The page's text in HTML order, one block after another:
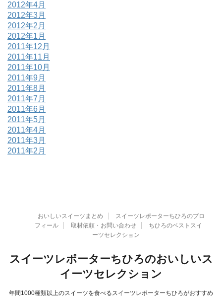
2012年4月
2012年3月
2012年2月
2012年1月
2011年12月
2011年11月
2011年10月
2011年9月
2011年8月
2011年7月
2011年6月
2011年5月
2011年4月
2011年3月
2011年2月
おいしいスイーツまとめ
スイーツレポーターちひろのプロ
フィール
取材依頼・お問い合わせ
ちひろのベストスイ
ーツセレクション
スイーツレポーターちひろのおいしいス
イーツセレクション
年間1000種類以上のスイーツを食べるスイーツレポーターちひろがおすすめ